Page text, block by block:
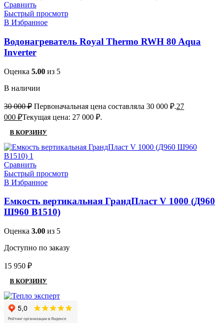
Сравнить
Быстрый просмотр
В Избранное
Водонагреватель Royal Thermo RWH 80 Aqua
Inverter
Оценка 5.00 из 5
В наличии
30 000₽ Первоначальная цена составляла 30 000 ₽.27
000 ₽Текущая цена: 27 000 ₽.
В КОРЗИНУ
Сравнить
Быстрый просмотр
В Избранное
Емкость вертикальная ГрандПласт V 1000 (Д960
Ш960 В1510)
Оценка 3.00 из 5
Доступно по заказу
15 950 ₽
В КОРЗИНУ